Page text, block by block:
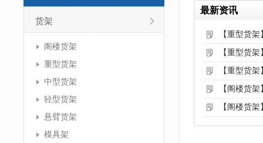
货架
阁楼货架
重型货架
中型货架
轻型货架
悬臂货架
模具架
最新资讯
【重型货
【重型货
【重型货
【阁楼货
【阁楼货